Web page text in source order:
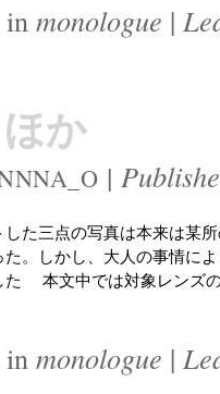
in monologue |
か
|
した三点の写真は本来は某
た。しかし、大人の事情に
た 本文中では対象レンズ
in monologue |